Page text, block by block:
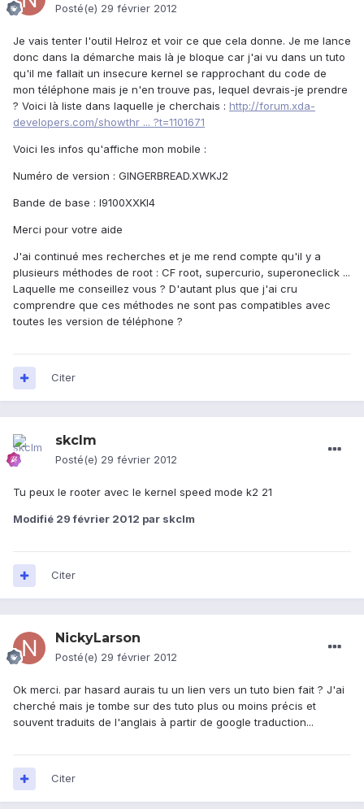
Posté(e) 29 février 2012
Je vais tenter l'outil Helroz et voir ce que cela donne. Je me lance
donc dans la démarche mais là je bloque car j'ai vu dans un tuto
qu'il me fallait un insecure kernel se rapprochant du code de
mon téléphone mais je n'en trouve pas, lequel devrais-je prendre
? Voici là liste dans laquelle je cherchais : http://forum.xda-
developers.com/showthr ... ?t=1101671
Voici les infos qu'affiche mon mobile :
Numéro de version : GINGERBREAD.XWKJ2
Bande de base : I9100XXKI4
Merci pour votre aide
J'ai continué mes recherches et je me rend compte qu'il y a
plusieurs méthodes de root : CF root, supercurio, superoneclick ...
Laquelle me conseillez vous ? D'autant plus que j'ai cru
comprendre que ces méthodes ne sont pas compatibles avec
toutes les version de téléphone ?
Citer
skclm
Posté(e) 29 février 2012
Tu peux le rooter avec le kernel speed mode k2 21
Modifié 29 février 2012 par skclm
Citer
NickyLarson
Posté(e) 29 février 2012
Ok merci. par hasard aurais tu un lien vers un tuto bien fait ? J'ai
cherché mais je tombe sur des tuto plus ou moins précis et
souvent traduits de l'anglais à partir de google traduction...
Citer